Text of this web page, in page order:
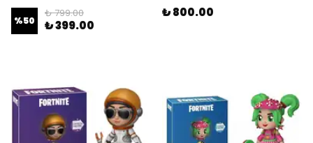
%50
₺ 799.00
₺ 399.00
₺ 800.00